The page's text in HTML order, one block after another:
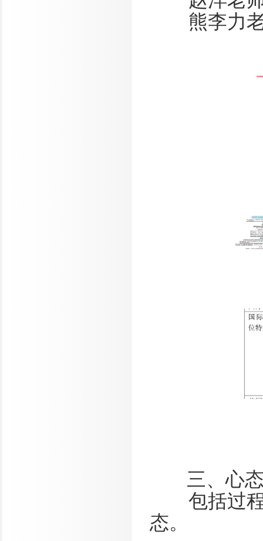
熊李力老
三、心
包括过程
态。